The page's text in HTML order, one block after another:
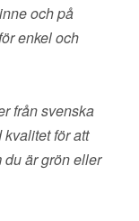
och på
enkel och
från svenska
för att
du är grön eller